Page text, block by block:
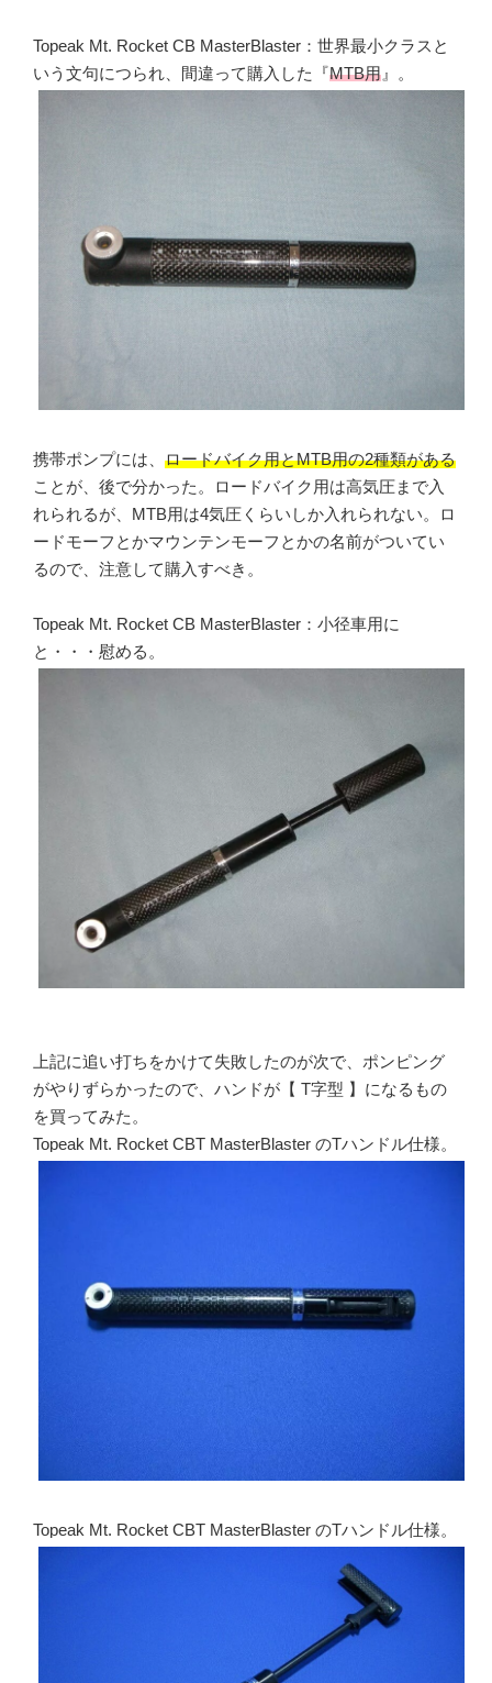
Topeak Mt. Rocket CB MasterBlaster：世界最小クラスと
いう文句につられ、間違って購入した『MTB用 』。
携帯ポンプには、 ロードバイク用とMTB用の2種類がある
ことが、後で分かった。ロードバイク用は高気圧まで入
れられるが、MTB用は4気圧くらいしか入れられない。ロ
ードモーフとかマウンテンモーフとかの名前がついてい
るので、注意して購入すべき。
Topeak Mt. Rocket CB MasterBlaster：小径車用に
と・・・慰める。
上記に追い打ちをかけて失敗したのが次で、ポンピング
がやりずらかったので、ハンドが【 T字型 】になるもの
を買ってみた。
Topeak Mt. Rocket CBT MasterBlaster のTハンドル仕様。
Topeak Mt. Rocket CBT MasterBlaster のTハンドル仕様。